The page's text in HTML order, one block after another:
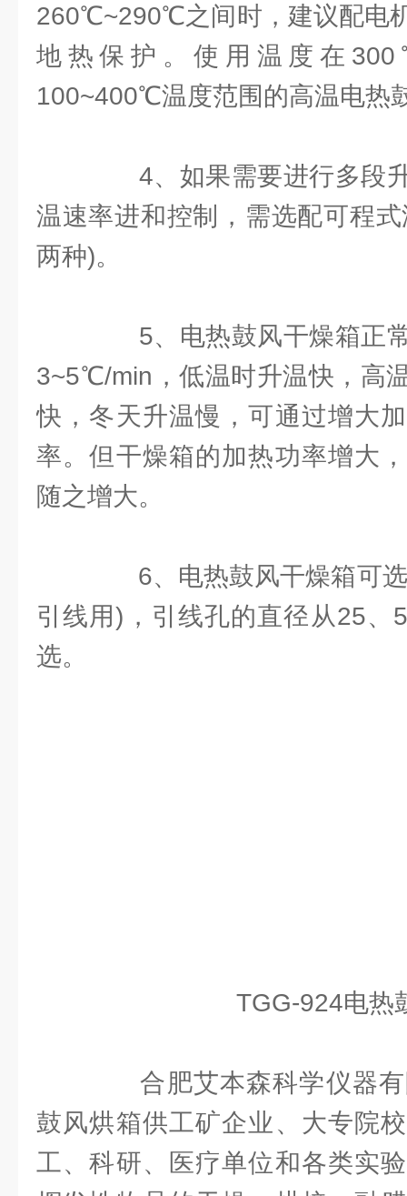
260℃~290℃之间时，建议配电
地热保护。使用温度在
100~400℃温度范围的高温电热
4、如果需要进行多段升
温速率进和控制，需选配可程
两种)。
5、电热鼓风干燥箱正常
3~5℃/min，低温时升温快，高
快，冬天升温慢，可通过增大
率。但干燥箱的加热功率增大
随之增大。
6、电热鼓风干燥箱可选
引线用)，引线孔的直径从25、
选。
TGG-924电热
合肥艾本森科学仪器有
鼓风烘箱供工矿企业、大专院
工、科研、医疗单位和各类实